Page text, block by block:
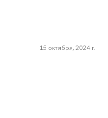
15 октября, 2024 г.